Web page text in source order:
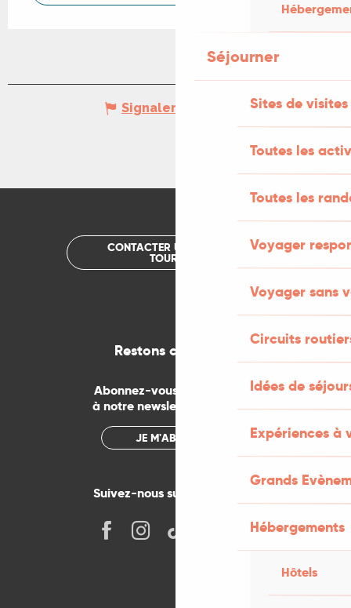
Séjourner
Sites de visites
Toutes les
Toutes les
Voyager
Voyager sans
Circuits
Idées de
Expériences à
Grands
Hébergements
Hôtels
Signaler une erreur
CONTACTER UN OFFICE DE
TOURISME
Restons connectés
Abonnez-vous gratuitement
à notre newsletter mensuelle
JE M'ABONNE
Suivez-nous sur les réseaux !